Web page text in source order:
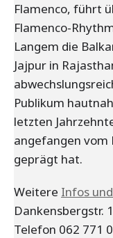
Flamenco, führt
Flamenco-
Langem die
Jajpur in
Publikum
letzten
angefangen vom
geprägt hat.
Weitere Infos
Dankensbergstr.
Telefon 062 771